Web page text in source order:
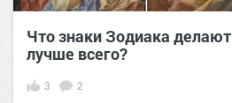
Что знаки Зодиака делают
лучше всего?
3 2